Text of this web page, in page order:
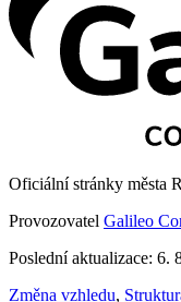
Oficiální stránky města
Provozovatel Galileo
Poslední aktualizace: 6.
Změna vzhledu,